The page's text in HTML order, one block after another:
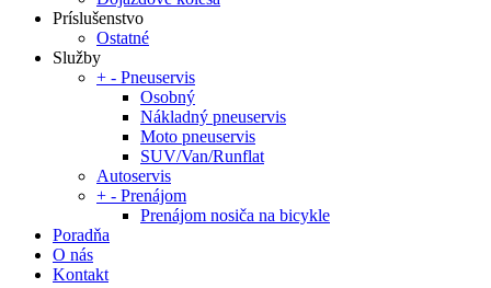
Príslušenstvo
Ostatné
Služby
+ - Pneuservis
Osobný
Nákladný pneuservis
Moto pneuservis
SUV/Van/Runflat
Autoservis
+ - Prenájom
Prenájom nosiča na bicykle
Poradňa
O nás
Kontakt